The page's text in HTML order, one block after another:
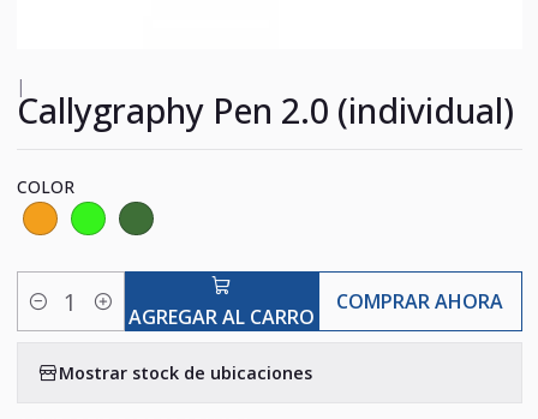
|
Callygraphy Pen 2.0 (individual)
COLOR
Cantidad AGREGAR AL CARRO
COMPRAR AHORA
Mostrar stock de ubicaciones